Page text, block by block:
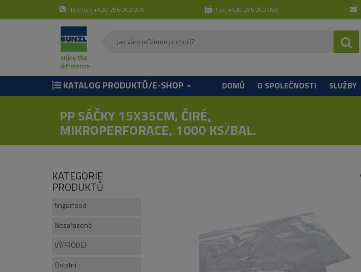
Telefon: +420 286 000 000 Fax: +420 286 000 080
KATALOG PRODUKTŮ/E-SHOP DOMŮ O SPOLEČNOSTI SLUŽBY
PP SÁČKY 15X35CM, ČIRÉ,
MIKROPERFORACE, 1000 KS/BAL.
KATEGORIE
PRODUKTŮ
fingerfood
Nezařazené
VÝPRODEJ
Ostatní